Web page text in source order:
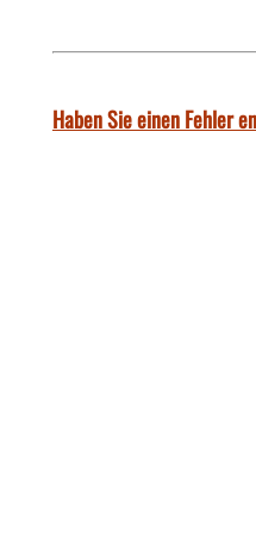
Haben Sie einen Fehler